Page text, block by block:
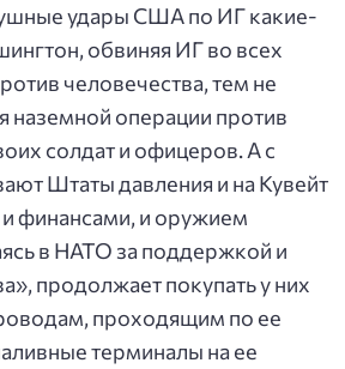
удары США по ИГ какие-
обвиняя ИГ во всех
человечества, тем не
наземной операции против
солдат и офицеров. А с
Штаты давления и на Кувейт
финансами, и оружием
в НАТО за поддержкой и
продолжает покупать у них
проходящим по ее
терминалы на ее